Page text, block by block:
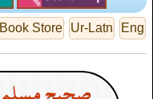
Eng
Ur-Latn
Book Store